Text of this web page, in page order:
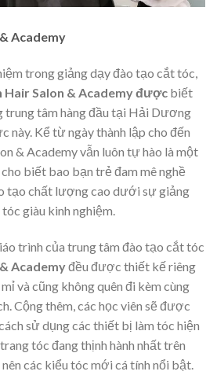
Academy
trong giảng dạy đào tạo cắt tóc,
Hair Salon & Academy được biết
trung tâm hàng đầu tại Hải Dương
này. Kể từ ngày thành lập cho đến
& Academy vẫn luôn tự hào là một
biết bao bạn trẻ đam mê nghề
tạo chất lượng cao dưới sự giảng
giàu kinh nghiệm.
trình của trung tâm đào tạo cắt tóc
Academyđều được thiết kế riêng
và cũng không quên đi kèm cùng
Cộng thêm, các học viên sẽ được
sử dụng các thiết bị làm tóc hiện
tóc đang thịnh hành nhất trên
các kiểu tóc mới cá tính nổi bật.